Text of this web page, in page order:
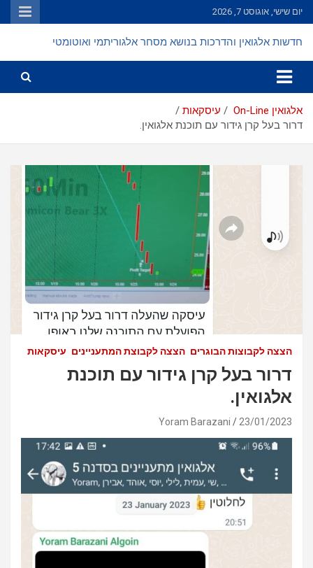
Skip
to
יום שישי, אוגוסט 7, 2026
חדשות אלגואין והדרכות בנושא מסחר אלגוריתמי ואוטומטי
אלגואין On-Line
עיסקאות
דרור בעל קרן גידור עם תוכנת אלגואין.
הצצה לקבוצות הבוגרים הצצה לקבוצת המתעניינים עיסקאות
דרור בעל קרן גידור עם תוכנת
אלגואין.
23/01/2023
Yoram Barazani